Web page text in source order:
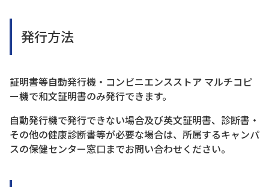
発行方法
証明書等自動発行機・コンビニエンスストア マルチコピ
ー機で和文証明書のみ発行できます。
自動発行機で発行できない場合及び英文証明書、診断書・
その他の健康診断書等が必要な場合は、所属するキャンパ
スの保健センター窓口までお問い合わせください。